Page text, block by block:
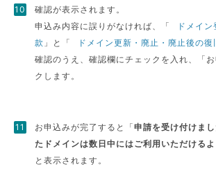
確認が表示されます。
申込み内容に誤りがなければ、「
ドメイ
款 」と「 ドメイン更新・廃止・廃止後の
確認のうえ、確認欄にチェックを入れ、「
クします。
お申込みが完了すると「申請を受け付けま
たドメインは数日中にはご利用いただけるよ
と表示されます。